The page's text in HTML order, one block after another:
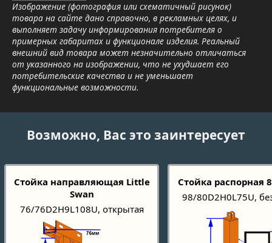
Изображение (фотография или схематичный рисунок)
товара на сайте дано справочно, в рекламных целях, и
выполняет задачу информирования потребителя о
примерных габаритах и функционале изделия. Реальный
внешний вид товара может незначительно отличаться
от указанного на изображении, что не ухудшает его
потребительские качества и не уменьшает
функциональные возможности.
Возможно, Вас это заинтересует
Стойка направляющая Little
Swan
76/76D2H9L108U, открытая
Стойка распорная
98/80D2H0L75U,